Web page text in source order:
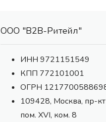
ООО "В2В-Ритейл"
ИНН 9721151549
КПП 772101001
ОГРН
109428, Москва, пр-
пом. XVI, ком. 8